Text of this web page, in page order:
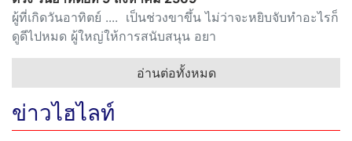
ผู้ที่เกิดวันอาทิตย์ .... เป็นช่วงขาขึ้น ไม่ว่าจะหยิบจับทำอะไรก็
ดูดีไปหมด ผู้ใหญ่ให้การสนับสนุน อยา
อ่านต่อทั้งหมด
ข่าวไฮไลท์